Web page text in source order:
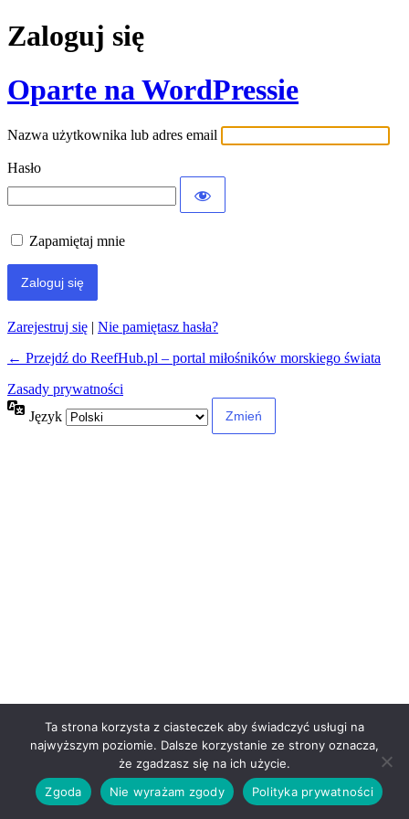
Zaloguj się
Oparte na WordPressie
Nazwa użytkownika lub adres email
Hasło
Zapamiętaj mnie
Zarejestruj się | Nie pamiętasz hasła?
← Przejdź do ReefHub.pl – portal miłośników morskiego świata
Zasady prywatności
Język
Ta strona korzysta z ciasteczek aby świadczyć usługi na
najwyższym poziomie. Dalsze korzystanie ze strony oznacza,
że zgadzasz się na ich użycie.
Zgoda
Nie wyrażam zgody Polityka prywatności